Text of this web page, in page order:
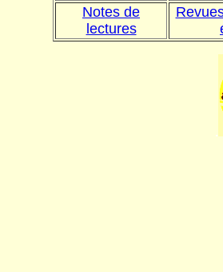
Notes de
lectures
.